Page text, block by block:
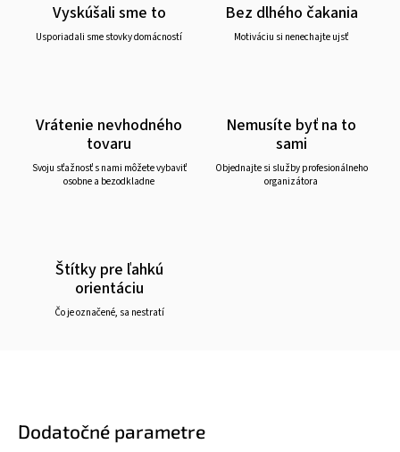
Vyskúšali sme to
Usporiadali sme stovky domácností
Bez dlhého čakania
Motiváciu si nenechajte ujsť
Vrátenie nevhodného
tovaru
Svoju sťažnosť s nami môžete vybaviť
osobne a bezodkladne
Nemusíte byť na to
sami
Objednajte si služby profesionálneho
organizátora
Štítky pre ľahkú
orientáciu
Čo je označené, sa nestratí
Dodatočné parametre